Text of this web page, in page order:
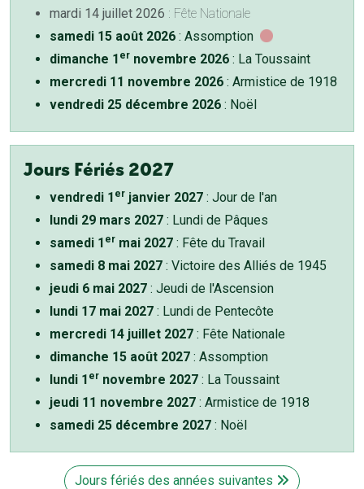
mardi 14 juillet 2026 : Fête Nationale
samedi 15 août 2026 : Assomption
dimanche 1 er novembre 2026 : La Toussaint
mercredi 11 novembre 2026 : Armistice de 1918
vendredi 25 décembre 2026 : Noël
Jours Fériés 2027
vendredi 1 er janvier 2027 : Jour de l'an
lundi 29 mars 2027 : Lundi de Pâques
samedi 1 er mai 2027 : Fête du Travail
samedi 8 mai 2027 : Victoire des Alliés de 1945
jeudi 6 mai 2027 : Jeudi de l'Ascension
lundi 17 mai 2027 : Lundi de Pentecôte
mercredi 14 juillet 2027 : Fête Nationale
dimanche 15 août 2027 : Assomption
lundi 1 er novembre 2027 : La Toussaint
jeudi 11 novembre 2027 : Armistice de 1918
samedi 25 décembre 2027 : Noël
Jours fériés des années suivantes